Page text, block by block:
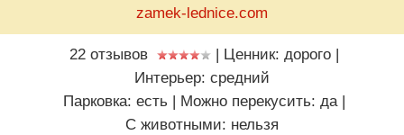
zamek-lednice.com
22 отзывов | Ценник: дорого |
Интерьер: средний
Парковка: есть | Можно перекусить: да |
C животными: нельзя